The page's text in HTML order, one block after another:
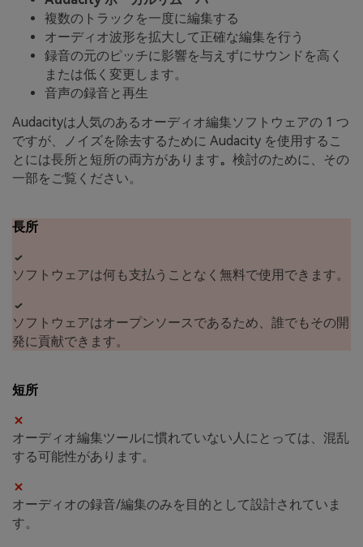
複数のトラックを一度に編集する
オーディオ波形を拡大して正確な編集を行う
録音の元のピッチに影響を与えずにサウンドを高く
または低く変更します。
音声の録音と再生
Audacityは人気のあるオーディオ編集ソフトウェアの 1 つ
ですが、ノイズを除去するために Audacity を使用するこ
とには長所と短所の両方があります。 検討のために、その
一部をご覧ください。
長所
ソフトウェアは何も支払うことなく無料で使用できます。
ソフトウェアはオープンソースであるため、誰でもその開
発に貢献できます。
短所
オーディオ編集ツールに慣れていない人にとっては、混乱
する可能性があります。
オーディオの録音/編集のみを目的として設計されていま
す。